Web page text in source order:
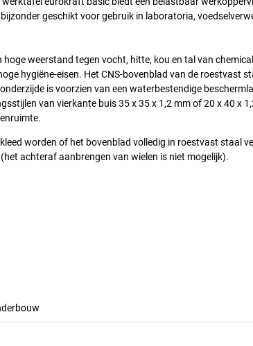
geschikt voor gebruik in laboratoria,
weerstand tegen vocht, hitte, kou en tal van
hygiëne-eisen. Het CNS-bovenblad van de roestvast
is voorzien van een waterbestendige
van vierkante buis 35 x 35 x 1,2 mm of 20 x 40 x
worden of het bovenblad volledig in roestvast staal
achteraf aanbrengen van wielen is niet mogelijk).